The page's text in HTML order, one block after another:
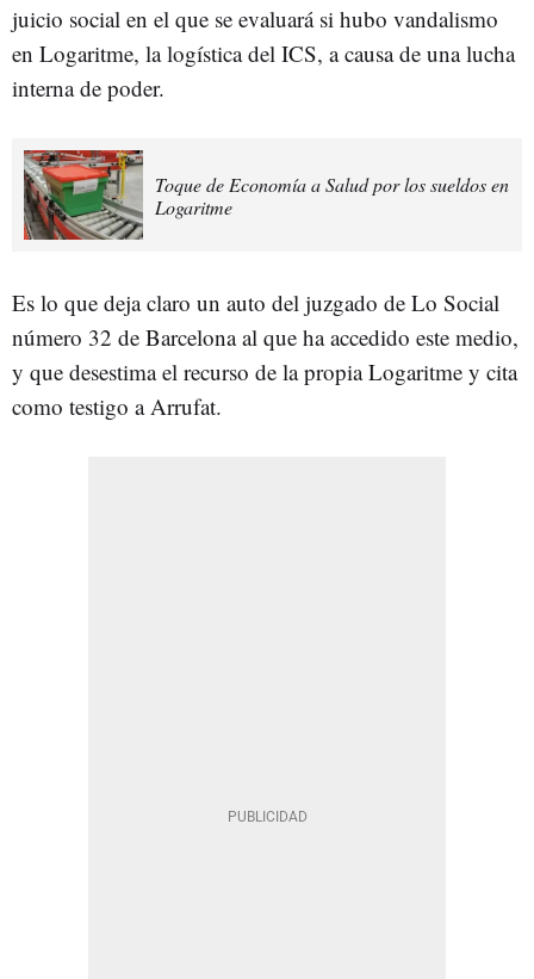
juicio social en el que se evaluará si hubo vandalismo
en Logaritme, la logística del ICS, a causa de una lucha
interna de poder.
Toque de Economía a Salud por los sueldos en
Logaritme
Es lo que deja claro un auto del juzgado de Lo Social
número 32 de Barcelona al que ha accedido este medio,
y que desestima el recurso de la propia Logaritme y cita
como testigo a Arrufat.